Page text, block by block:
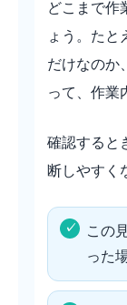
どこまで作
ょう。たと
だけなのか
って、作業
確認すると
断しやすく
この
った